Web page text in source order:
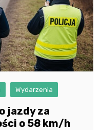
Wydarzenia
jazdy za
o 58 km/h